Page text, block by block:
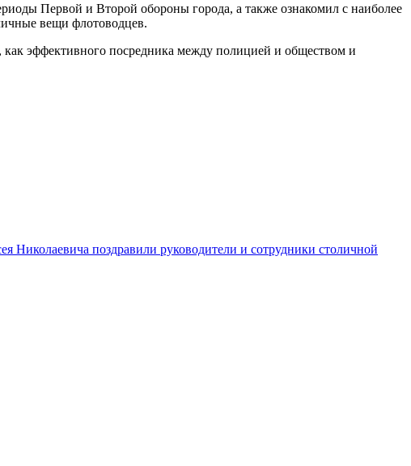
Первой и Второй обороны города, а также ознакомил с наиболее
вещи флотоводцев.
как эффективного посредника между полицией и обществом и
поздравили руководители и сотрудники столичной